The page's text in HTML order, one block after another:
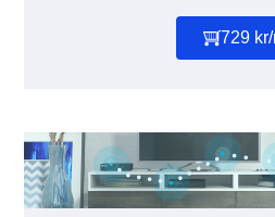
729